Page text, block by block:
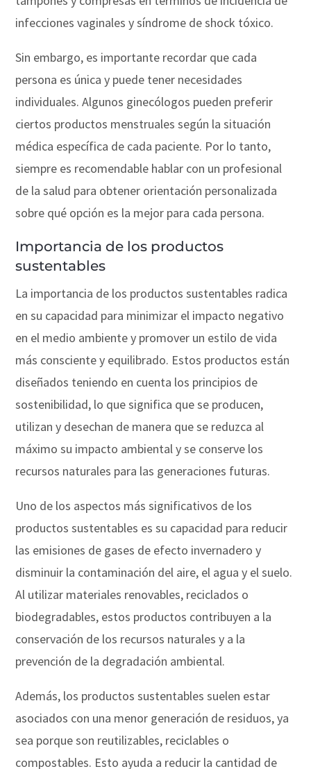
infecciones vaginales y síndrome de shock tóxico.
Sin embargo, es importante recordar que cada
persona es única y puede tener necesidades
individuales. Algunos ginecólogos pueden preferir
ciertos productos menstruales según la situación
médica específica de cada paciente. Por lo tanto,
siempre es recomendable hablar con un profesional
de la salud para obtener orientación personalizada
sobre qué opción es la mejor para cada persona.
Importancia de los productos
sustentables
La importancia de los productos sustentables radica
en su capacidad para minimizar el impacto negativo
en el medio ambiente y promover un estilo de vida
más consciente y equilibrado. Estos productos están
diseñados teniendo en cuenta los principios de
sostenibilidad, lo que significa que se producen,
utilizan y desechan de manera que se reduzca al
máximo su impacto ambiental y se conserve los
recursos naturales para las generaciones futuras.
Uno de los aspectos más significativos de los
productos sustentables es su capacidad para reducir
las emisiones de gases de efecto invernadero y
disminuir la contaminación del aire, el agua y el suelo.
Al utilizar materiales renovables, reciclados o
biodegradables, estos productos contribuyen a la
conservación de los recursos naturales y a la
prevención de la degradación ambiental.
Además, los productos sustentables suelen estar
asociados con una menor generación de residuos, ya
sea porque son reutilizables, reciclables o
compostables. Esto ayuda a reducir la cantidad de